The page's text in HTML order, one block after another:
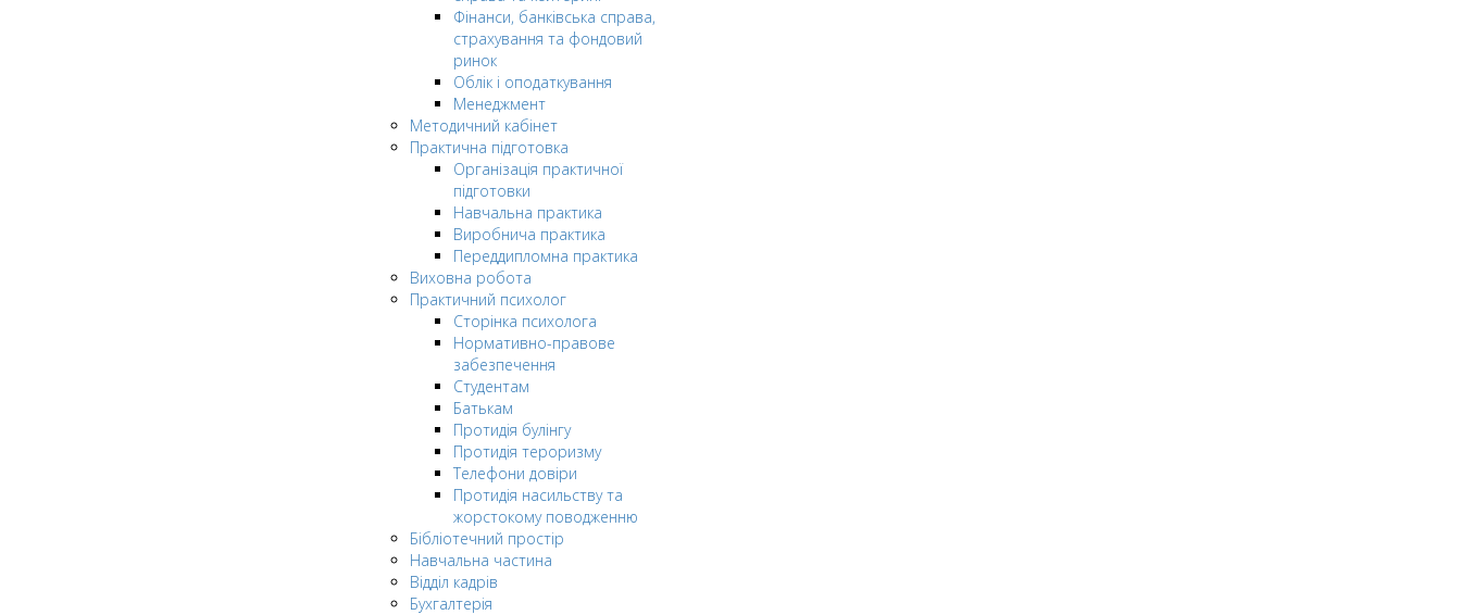
Фінанси, банківська справа,
страхування та фондовий
ринок
Облік і оподаткування
Менеджмент
Методичний кабінет
Практична підготовка
Організація практичної
підготовки
Навчальна практика
Виробнича практика
Переддипломна практика
Виховна робота
Практичний психолог
Сторінка психолога
Нормативно-правове
забезпечення
Студентам
Батькам
Протидія булінгу
Протидія тероризму
Телефони довіри
Протидія насильству та
жорстокому поводженню
Бібліотечний простір
Навчальна частина
Відділ кадрів
Бухгалтерія